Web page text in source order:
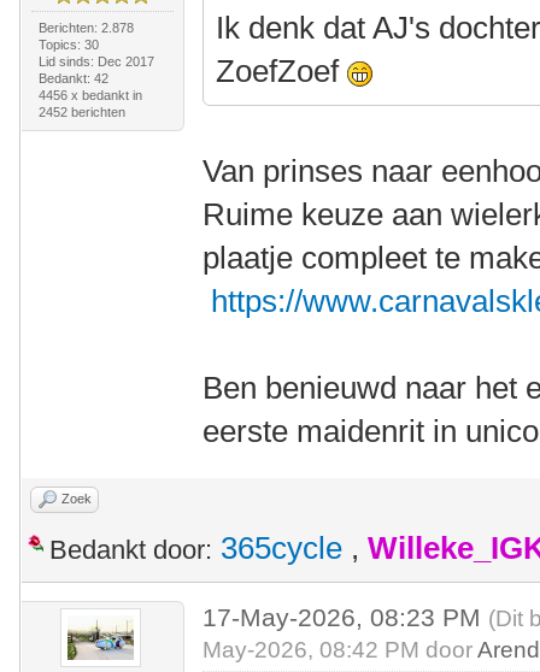
Berichten: 2.878
Topics: 30
Lid sinds: Dec 2017
Bedankt: 42
4456 x bedankt in
2452 berichten
Ik denk dat AJ's
ZoefZoef
Van prinses naar
Ruime keuze aan
plaatje compleet te
https://
Ben benieuwd naar het
eerste maidenrit in
Zoek
Bedankt door: 365cycle ,
17-May-2026, 08:23 PM (Dit
May-2026, 08:42 PM door